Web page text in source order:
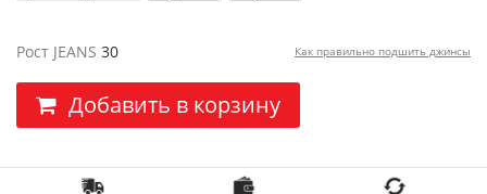
Рост JEANS 30 Как правильно подшить джинсы
Добавить в корзину